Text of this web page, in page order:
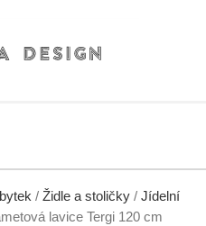
/ Židle a stoličky / Jídelní
lavice Tergi 120 cm